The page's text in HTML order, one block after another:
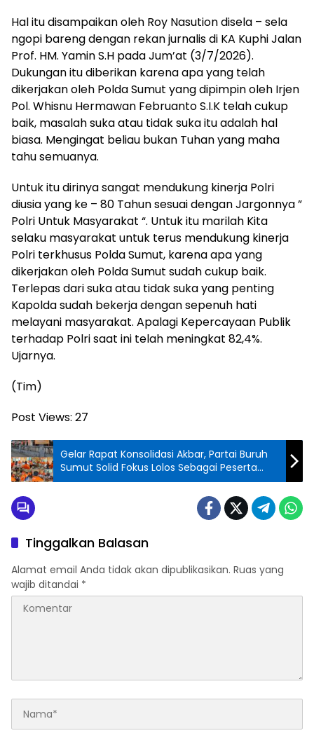
Hal itu disampaikan oleh Roy Nasution disela – sela
ngopi bareng dengan rekan jurnalis di KA Kuphi Jalan
Prof. HM. Yamin S.H pada Jum’at (3/7/2026).
Dukungan itu diberikan karena apa yang telah
dikerjakan oleh Polda Sumut yang dipimpin oleh Irjen
Pol. Whisnu Hermawan Februanto S.I.K telah cukup
baik, masalah suka atau tidak suka itu adalah hal
biasa. Mengingat beliau bukan Tuhan yang maha
tahu semuanya.
Untuk itu dirinya sangat mendukung kinerja Polri
diusia yang ke – 80 Tahun sesuai dengan Jargonnya ”
Polri Untuk Masyarakat “. Untuk itu marilah Kita
selaku masyarakat untuk terus mendukung kinerja
Polri terkhusus Polda Sumut, karena apa yang
dikerjakan oleh Polda Sumut sudah cukup baik.
Terlepas dari suka atau tidak suka yang penting
Kapolda sudah bekerja dengan sepenuh hati
melayani masyarakat. Apalagi Kepercayaan Publik
terhadap Polri saat ini telah meningkat 82,4%.
Ujarnya.
(Tim)
Post Views: 27
Gelar Rapat Konsolidasi Akbar, Partai Buruh
Sumut Solid Fokus Lolos Sebagai Peserta
Pemilu 2029
Tinggalkan Balasan
Alamat email Anda tidak akan dipublikasikan. Ruas yang
wajib ditandai *